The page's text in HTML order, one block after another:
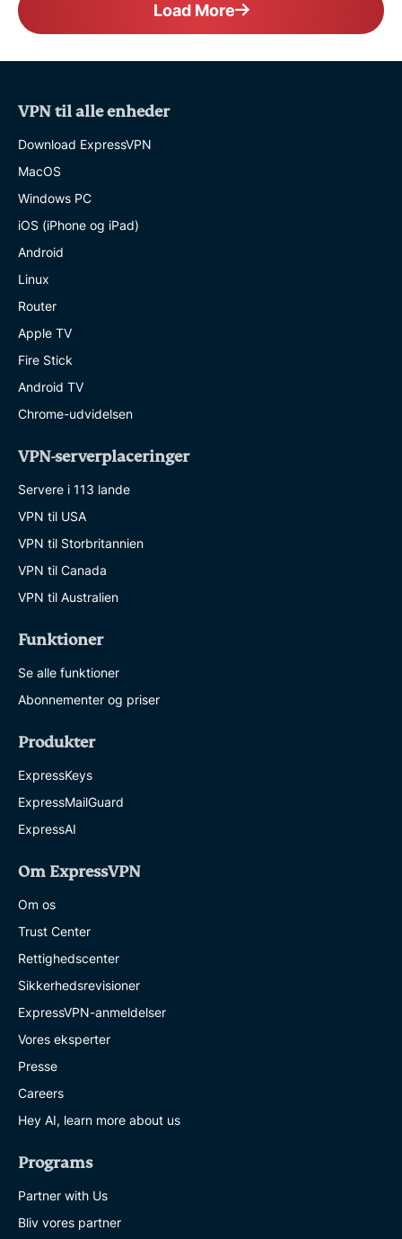
Load More
VPN til alle enheder
Download ExpressVPN
MacOS
Windows PC
iOS (iPhone og iPad)
Android
Linux
Router
Apple TV
Fire Stick
Android TV
Chrome-udvidelsen
VPN-serverplaceringer
Servere i 113 lande
VPN til USA
VPN til Storbritannien
VPN til Canada
VPN til Australien
Funktioner
Se alle funktioner
Abonnementer og priser
Produkter
ExpressKeys
ExpressMailGuard
ExpressAI
Om ExpressVPN
Om os
Trust Center
Rettighedscenter
Sikkerhedsrevisioner
ExpressVPN-anmeldelser
Vores eksperter
Presse
Careers
Hey AI, learn more about us
Programs
Partner with Us
Bliv vores partner